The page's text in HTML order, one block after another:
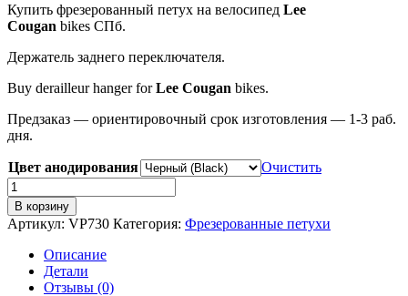
Купить фрезерованный петух на велосипед Lee
Cougan bikes СПб.
Держатель заднего переключателя.
Buy derailleur hanger forLee Cougan bikes.
Предзаказ — ориентировочный срок изготовления — 1-3 раб.
дня.
Цвет анодирования
Очистить
Количество
товара
VP730
Фрезерованный
петух
велосипеда
В корзину
Артикул: VP730 Категория: Фрезерованные петухи
Описание
Детали
Отзывы (0)